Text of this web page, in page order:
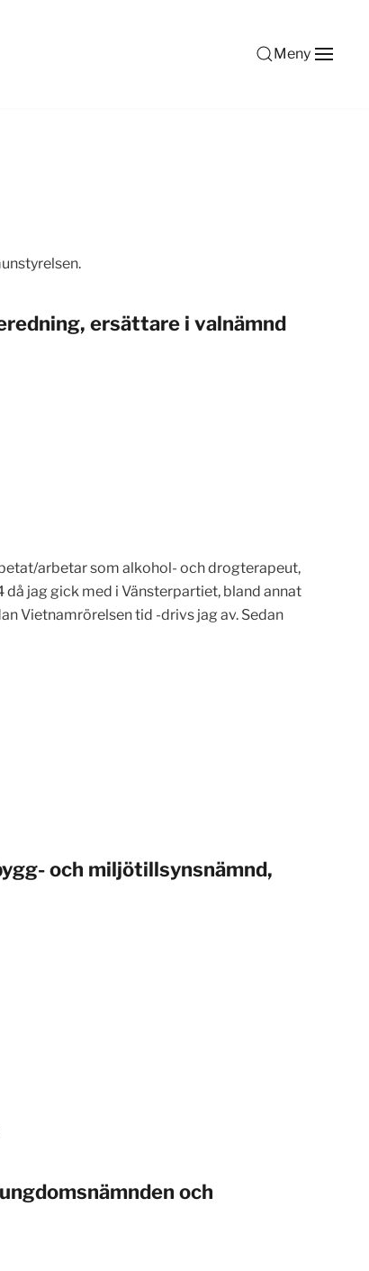
Meny
ersättare i valnämnd
arbetar som alkohol- och drogterapeut,
jag gick med i Vänsterpartiet, bland annat
Vietnamrörelsen tid -drivs jag av. Sedan
och miljötillsynsnämnd,
och